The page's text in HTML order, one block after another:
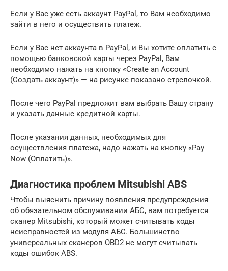
Если у Вас уже есть аккаунт PayPal, то Вам необходимо
зайти в него и осуществить платеж.
Если у Вас нет аккаунта в PayPal, и Вы хотите оплатить с
помощью банковской карты через PayPal, Вам
необходимо нажать на кнопку «Create an Account
(Создать аккаунт)» — на рисунке показано стрелочкой.
После чего PayPal предложит вам выбрать Вашу страну
и указать данные кредитной карты.
После указания данных, необходимых для
осуществления платежа, надо нажать на кнопку «Pay
Now (Оплатить)».
Диагностика проблем Mitsubishi ABS
Чтобы выяснить причину появления предупреждения
об обязательном обслуживании АБС, вам потребуется
сканер Mitsubishi, который может считывать коды
неисправностей из модуля АБС. Большинство
универсальных сканеров OBD2 не могут считывать
коды ошибок ABS.